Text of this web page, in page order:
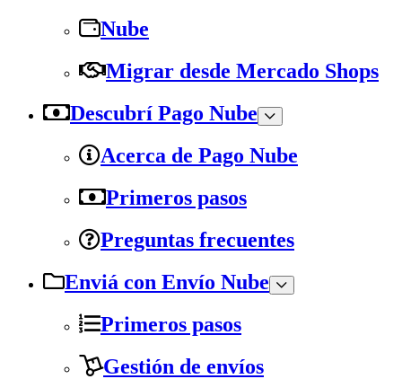
Nube
Migrar desde Mercado Shops
Descubrí Pago Nube
Acerca de Pago Nube
Primeros pasos
Preguntas frecuentes
Enviá con Envío Nube
Primeros pasos
Gestión de envíos